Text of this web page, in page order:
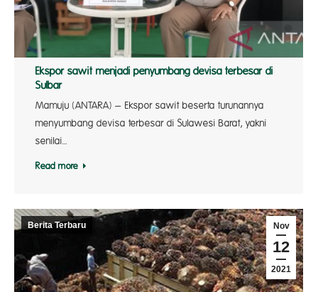
Ekspor sawit menjadi penyumbang devisa terbesar di
Sulbar
Mamuju (ANTARA) – Ekspor sawit beserta turunannya
menyumbang devisa terbesar di Sulawesi Barat, yakni
senilai…
Read more
Nov
12
2021
Berita Terbaru